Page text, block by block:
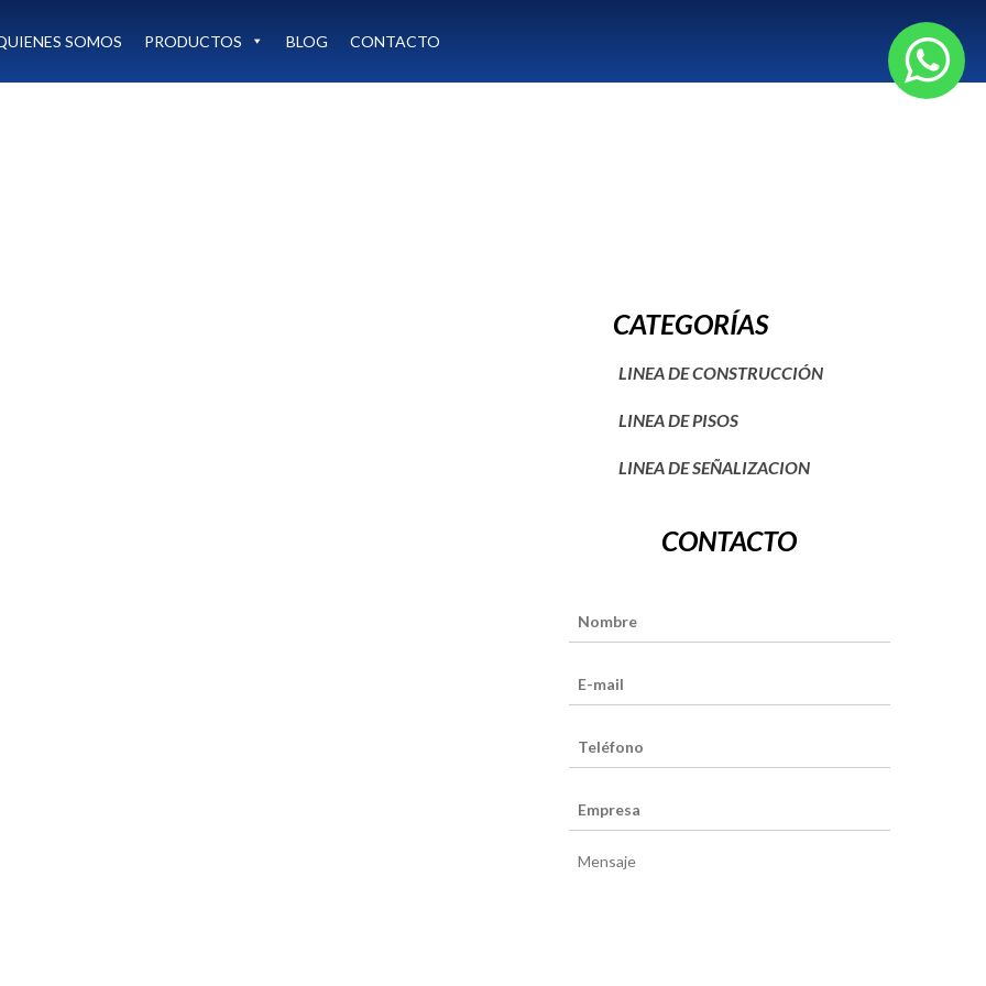
SOMOS PRODUCTOS BLOG CONTACTO
CATEGORÍAS
LINEA DE CONSTRUCCIÓN
LINEA DE PISOS
LINEA DE SEÑALIZACION
CONTACTO